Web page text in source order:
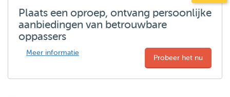
Plaats een oproep, ontvang persoonlijke
aanbiedingen van betrouwbare
oppassers
Meer informatie
Probeer het nu